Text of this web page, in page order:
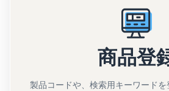
商品登
製品コードや、検索用キーワード